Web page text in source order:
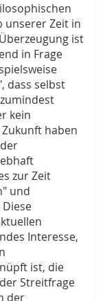
unserer Zeit in
ist
in Frage
dass selbst
kein
haben
zur Zeit
und
Interesse,
ist, die
Streitfrage
der